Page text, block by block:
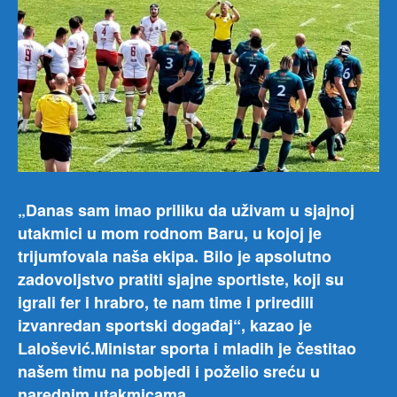
i
u
kojoj
je
naš
tim
„Danas sam imao priliku da uživam u sjajnoj
utakmici u mom rodnom Baru, u kojoj je
trijumfovala naša ekipa. Bilo je apsolutno
zadovoljstvo pratiti sjajne sportiste, koji su
igrali fer i hrabro, te nam time i priredili
izvanredan sportski događaj“, kazao je
Lalošević.Ministar sporta i mladih je čestitao
našem timu na pobjedi i poželio sreću u